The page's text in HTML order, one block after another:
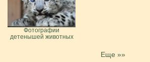
Фотографии
детенышей животных
Еще »»